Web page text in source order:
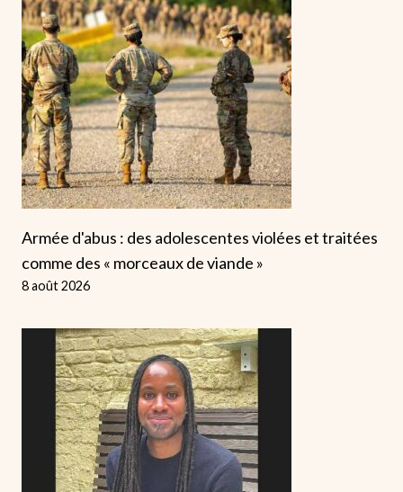
Armée d'abus : des adolescentes violées et traitées
comme des « morceaux de viande »
8 août 2026